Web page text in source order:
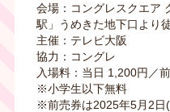
会場：コングレスクエア
駅」うめきた地下口より
主催：テレビ大阪
協力：コングレ
入場料：当日 1,200円／
※小学生以下無料
※前売券は2025年5月2日